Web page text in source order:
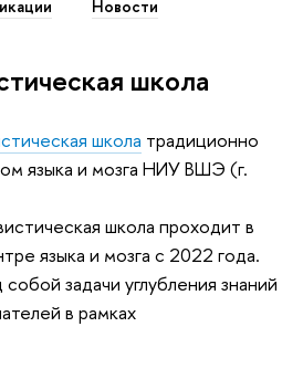
Новости
школа
школа традиционно
языка и мозга НИУ ВШЭ (г.
школа проходит в
языка и мозга с 2022 года.
задачи углубления знаний
в рамках